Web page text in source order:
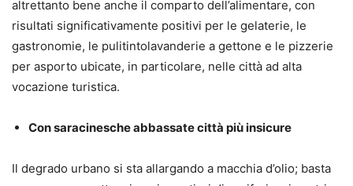
altrettanto bene anche il comparto dell’alimentare, con
risultati significativamente positivi per le gelaterie, le
gastronomie, le pulitintolavanderie a gettone e le pizzerie
per asporto ubicate, in particolare, nelle città ad alta
vocazione turistica.
Con saracinesche abbassate città più insicure
Il degrado urbano si sta allargando a macchia d’olio; basta